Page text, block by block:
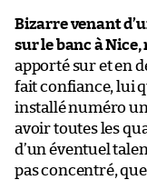
Bizarre venant
sur le banc à Nice,
apporté sur et en
fait confiance, lui
installé numéro
avoir toutes les
d’un éventuel
pas concentré, que